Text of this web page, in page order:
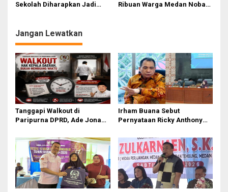
Sekolah Diharapkan Jadi
Ribuan Warga Medan Nobar
Jangan Lewatkan
Tanggapi Walkout di
Paripurna DPRD, Ade Jona
Sebagai Kepala Daerah
Irham Buana Sebut
Pernyataan Ricky Anthony
Muka Sendiri’ soal Polemik
Paripurna DPRD Sumut